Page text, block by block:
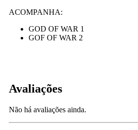
ACOMPANHA:
GOD OF WAR 1
GOF OF WAR 2
Avaliações
Não há avaliações ainda.